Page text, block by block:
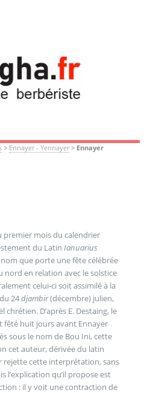
> Ennayer - Yennayer> Ennayer
premier mois du calendrier
du Latin Ianuarius
nom que porte une fête célébrée
nord en relation avec le solstice
celui-ci soit assimilé à la
24djambir(décembre) julien,
D’après E. Destaing, le
fêté huit jours avant Ennayer
sous le nom de Bou Ini, cette
cet auteur, dérivée du latin
rejette cette interprétation, sans
l’explication qu’il propose est
: il y voit une contraction de